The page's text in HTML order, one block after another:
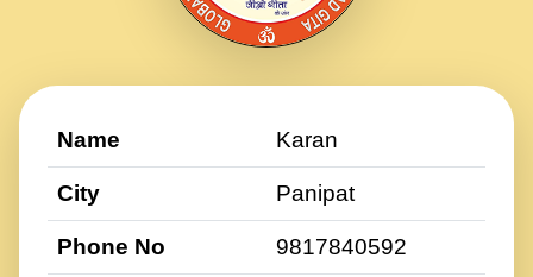
Name Karan
City Panipat
Phone No 9817840592